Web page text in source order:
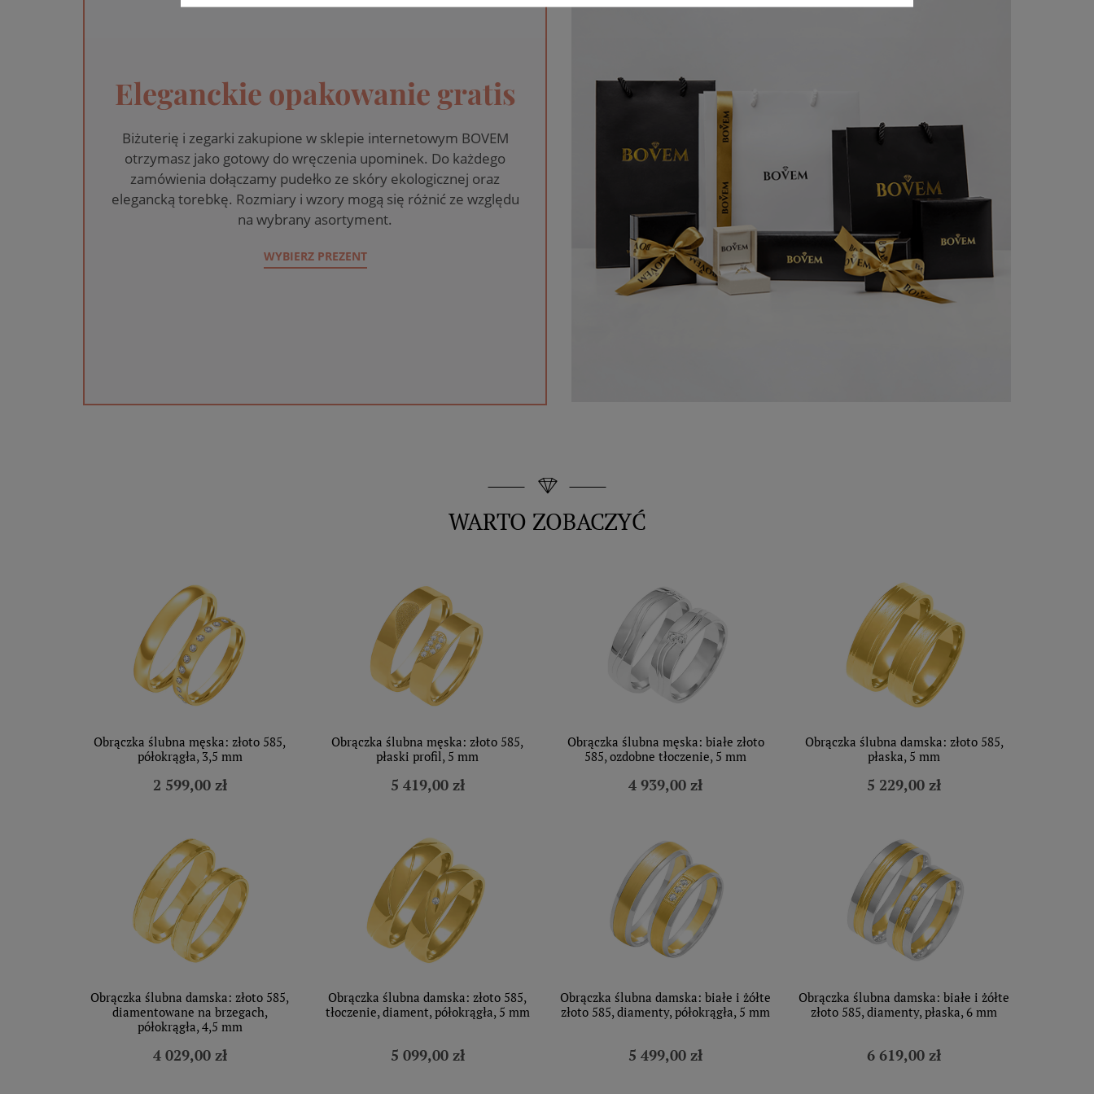
Eleganckie opakowanie gratis
Biżuterię i zegarki zakupione w sklepie internetowym BOVEM
otrzymasz jako gotowy do wręczenia upominek. Do każdego
zamówienia dołączamy pudełko ze skóry ekologicznej oraz
elegancką torebkę. Rozmiary i wzory mogą się różnić ze względu
na wybrany asortyment.
WYBIERZ PREZENT
WARTO ZOBACZYĆ
Obrączka ślubna męska: złoto 585,
półokrągła, 3,5 mm
2 599,00 zł
Obrączka ślubna męska: złoto 585,
płaski profil, 5 mm
5 419,00 zł
Obrączka ślubna męska: białe złoto
585, ozdobne tłoczenie, 5 mm
4 939,00 zł
Obrączka ślubna damska: złoto 585,
płaska, 5 mm
5 229,00 zł
Obrączka ślubna damska: złoto 585,
diamentowane na brzegach,
półokrągła, 4,5 mm
4 029,00 zł
Obrączka ślubna damska: złoto 585,
tłoczenie, diament, półokrągła, 5 mm
5 099,00 zł
Obrączka ślubna damska: białe i żółte
złoto 585, diamenty, półokrągła, 5 mm
5 499,00 zł
Obrączka ślubna damska: białe i żółte
złoto 585, diamenty, płaska, 6 mm
6 619,00 zł